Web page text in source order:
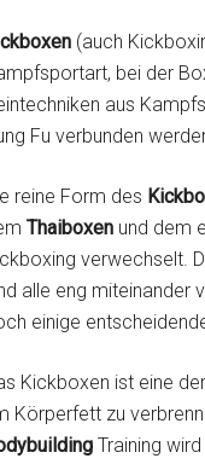
(auch
bei der
aus
Fu verbunden
reine Form des
Thaiboxen und dem
verwechselt.
alle eng miteinander
einige
Kickboxen ist eine
Körperfett zu
Training